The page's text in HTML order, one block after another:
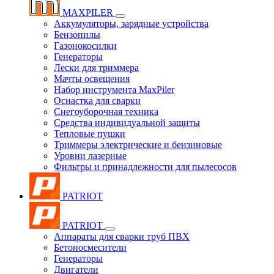
MAXPILER
Аккумуляторы, зарядные устройства
Бензопилы
Газонокосилки
Генераторы
Лески для триммера
Мачты освещения
Набор инструмента MaxPiler
Оснастка для сварки
Снегоуборочная техника
Средства индивидуальной защиты
Тепловые пушки
Триммеры электрические и бензиновые
Уровни лазерные
Фильтры и принадлежности для пылесосов
PATRIOT
PATRIOT
Аппараты для сварки труб ПВХ
Бетоносмесители
Генераторы
Двигатели